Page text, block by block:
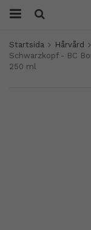
Startsida Hårvård
Schwarzkopf - BC
250 ml